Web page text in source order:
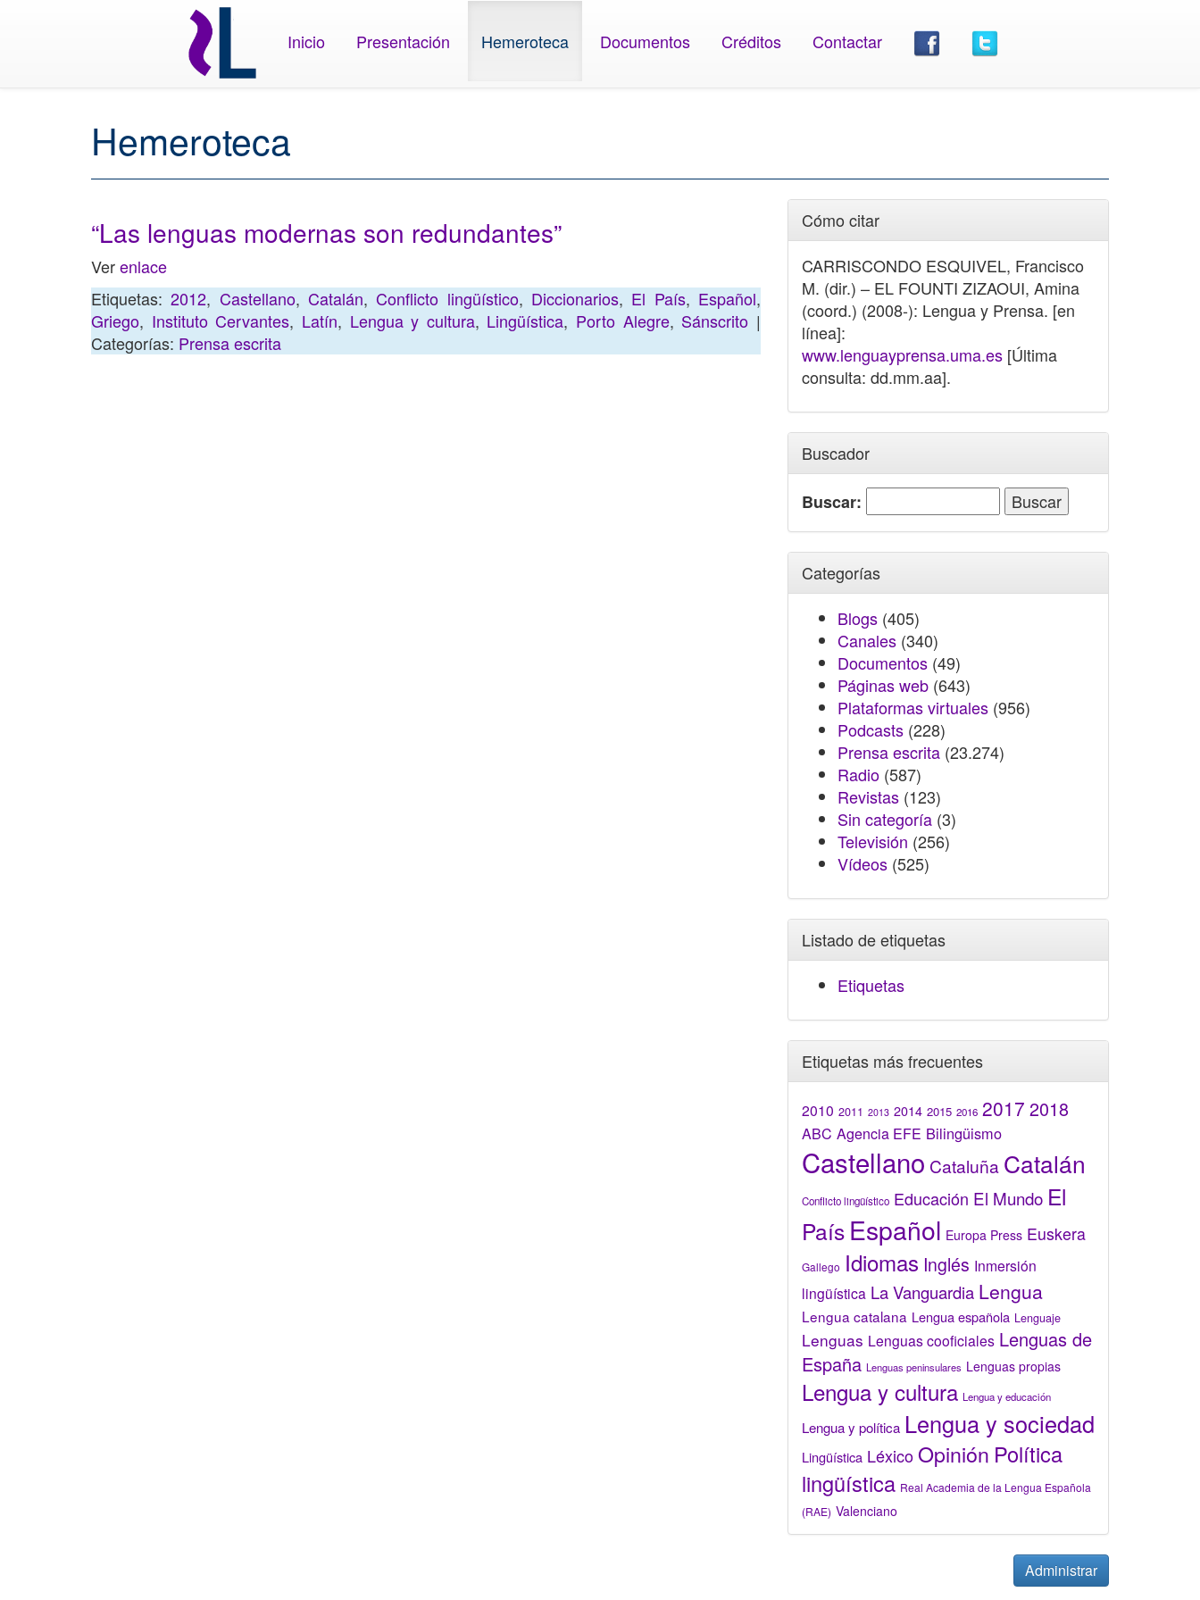
Inicio Presentación Hemeroteca Documentos Créditos Contactar
Hemeroteca
“Las lenguas modernas son redundantes”
Verenlace
Etiquetas:2012, Castellano,Catalán,Conflicto lingüístico, Diccionarios, El País, Español,
Griego, Instituto Cervantes, Latín, Lengua y cultura, Lingüística, Porto Alegre, Sánscrito |
Categorías: Prensa escrita
Cómo citar
CARRISCONDO ESQUIVEL, Francisco
M. (dir.) – EL FOUNTI ZIZAOUI, Amina
(coord.) (2008-): Lengua y Prensa. [en
línea]:
www.lenguayprensa.uma.es [Última
consulta: dd.mm.aa].
Buscador
Buscar:
Categorías
Blogs (405)
Canales (340)
Documentos (49)
Páginas web (643)
Plataformas virtuales (956)
Podcasts (228)
Prensa escrita (23.274)
Radio (587)
Revistas (123)
Sin categoría (3)
Televisión (256)
Vídeos (525)
Listado de etiquetas
Etiquetas
Etiquetas más frecuentes
2010 2011 2013 2014 2015 2016 2017 2018
ABC Agencia EFE Bilingüismo
Castellano Cataluña Catalán
Conflicto lingüístico Educación El Mundo El
País Español Europa Press Euskera
Gallego Idiomas Inglés Inmersión
lingüística La Vanguardia Lengua
Lengua catalana Lengua española Lenguaje
Lenguas Lenguas cooficiales Lenguas de
España Lenguas peninsulares Lenguas propias
Lengua y cultura Lengua y educación
Lengua y política Lengua y sociedad
Lingüística LéxicoOpinión Política
lingüística Real Academia de la Lengua Española
(RAE) Valenciano
Administrar